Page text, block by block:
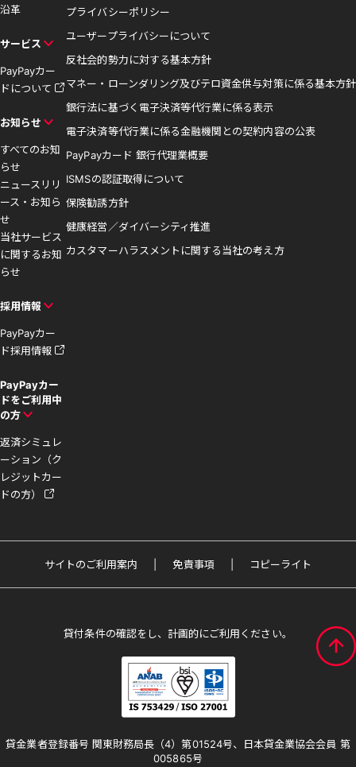
沿革
サービス
PayPayカー
ドについて
お知らせ
すべてのお知
らせ
ニュースリリ
ース・お知ら
せ
当社サービス
に関するお知
らせ
採用情報
PayPayカー
ド採用情報
PayPayカー
ドをご利用中
の方
返済シミュレ
ーション（ク
レジットカー
ドの方）
プライバシーポリシー
ユーザープライバシーについて
反社会的勢力に対する基本方針
マネー・ローンダリング及びテロ資金供与対策に係る基本方針
銀行法に基づく電子決済等代行業に係る表示
電子決済等代行業に係る金融機関との契約内容の公表
PayPayカード 銀行代理業概要
ISMSの認証取得について
保険勧誘方針
健康経営／ダイバーシティ推進
カスタマーハラスメントに関する当社の考え方
サイトのご利用案内 免責事項 コピーライト
貸付条件の確認をし、計画的にご利用ください。
貸金業者登録番号 関東財務局長（4）第01524号、日本貸金業協会会員 第
005865号